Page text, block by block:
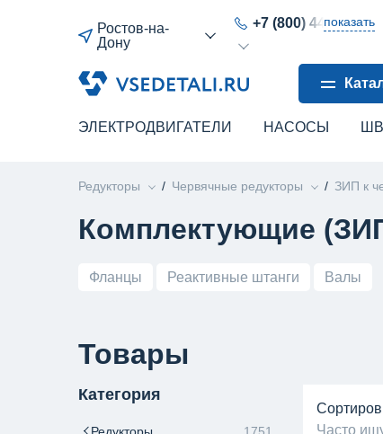
Ростов-на-
Дону
+7 (800) 444-64-80
показать
ЭЛЕКТРОДВИГАТЕЛИ НАСОСЫ
Редукторы Червячные редукторы ЗИП к
Комплектующие
Фланцы Реактивные штанги Валы
Товары
Категория
Часто